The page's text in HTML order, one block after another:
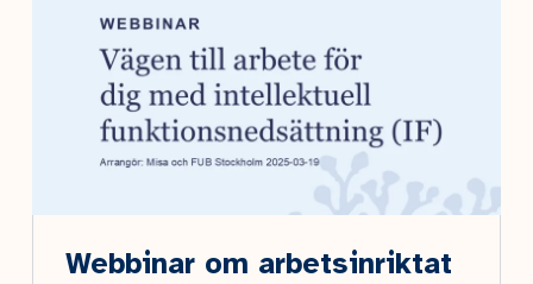
Webbinar om arbetsinriktat